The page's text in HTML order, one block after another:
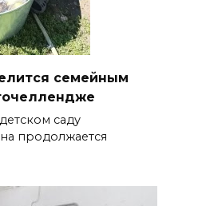
семейным
саду
продолжается